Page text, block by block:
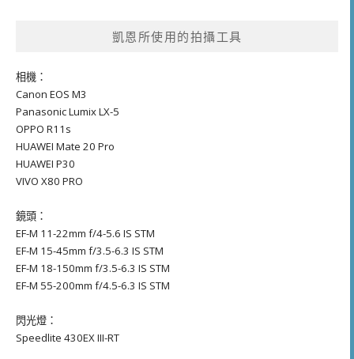
凱恩所使用的拍攝工具
相機：
Canon EOS M3
Panasonic Lumix LX-5
OPPO R11s
HUAWEI Mate 20 Pro
HUAWEI P30
VIVO X80 PRO
鏡頭：
EF-M 11-22mm f/4-5.6 IS STM
EF-M 15-45mm f/3.5-6.3 IS STM
EF-M 18-150mm f/3.5-6.3 IS STM
EF-M 55-200mm f/4.5-6.3 IS STM
閃光燈：
Speedlite 430EX III-RT